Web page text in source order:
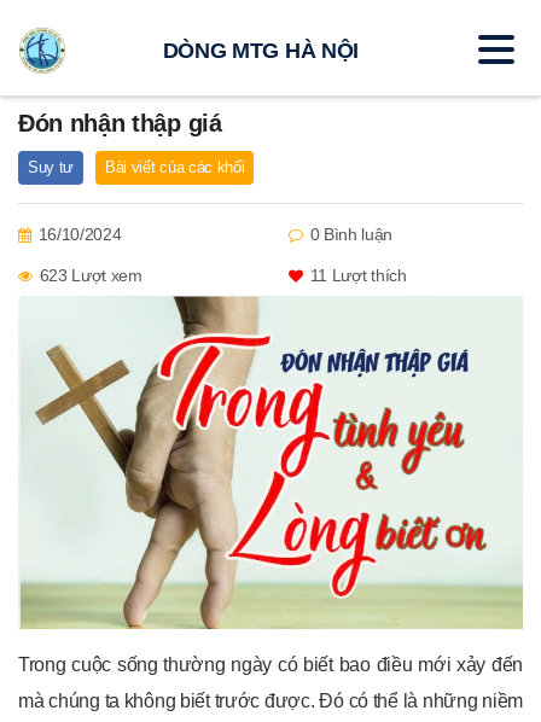
Đón nhận thập giá
Suy tư Bài viết của các khối
16/10/2024 0 Bình luận
623 Lượt xem 11 Lượt thích
Trong cuộc sống thường ngày có biết bao điều mới xảy đến
mà chúng ta không biết trước được. Đó có thể là những niềm
DÒNG MTG HÀ NỘI